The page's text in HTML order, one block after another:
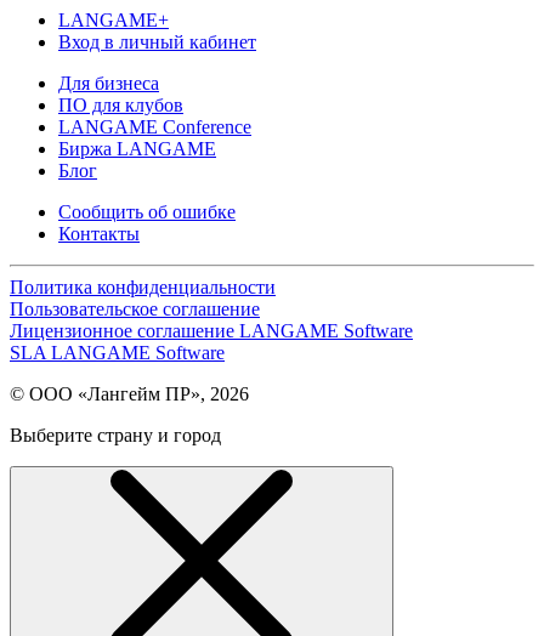
LANGAME+
Вход в личный кабинет
Для бизнеса
ПО для клубов
LANGAME Conference
Биржа LANGAME
Блог
Сообщить об ошибке
Контакты
Политика конфиденциальности
Пользовательское соглашение
Лицензионное соглашение LANGAME Software
SLA LANGAME Software
© ООО «Лангейм ПР», 2026
Выберите страну и город